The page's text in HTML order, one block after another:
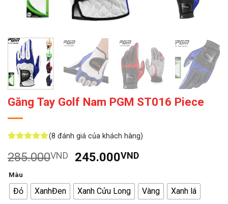
Găng Tay Golf Nam PGM ST016 Piece
dựa trên
đánh giá
(8 đánh giá của khách hàng)
285.000VND
Giá
là:
285.000VND.
245.000VNDGiá
tại
là:
Màu
Đỏ XanhĐen Xanh Cửu Long Vàng Xanh lá